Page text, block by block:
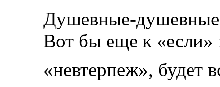
Душевные-
Вот бы еще к «если»
«невтерпеж», будет